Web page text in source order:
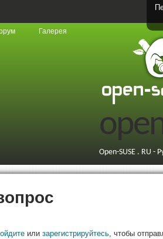
Галерея
Open-SUSE . RU -
или зарегистрируйтесь, чтобы